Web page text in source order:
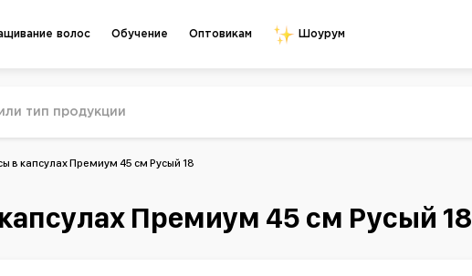
волос Обучение Оптовикам Шоурум
в капсулах Премиум 45 см Русый 18
Премиум 45 см Русый 18